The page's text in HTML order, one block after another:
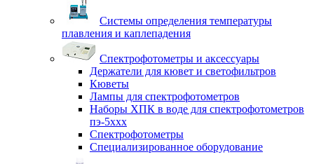
Системы определения температуры
плавления и каплепадения
Спектрофотометры и аксессуары
Держатели для кювет и светофильтров
Кюветы
Лампы для спектрофотометров
Наборы ХПК в воде для спектрофотометров
пэ-5ххх
Спектрофотометры
Специализированное оборудование